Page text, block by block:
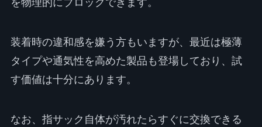
を物理的にブロックできます。
装着時の違和感を嫌う方もいますが、最近は極薄
タイプや通気性を高めた製品も登場しており、試
す価値は十分にあります。
なお、指サック自体が汚れたらすぐに交換できる